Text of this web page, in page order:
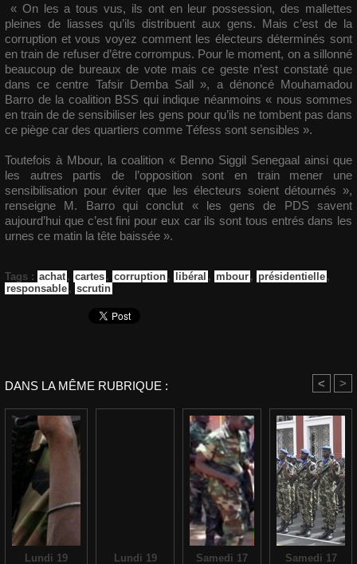
« On les a tous vus, ils ont en leur possession, des mallettes
pleines de liasses qu’ils distribuent aux gens. Mais c’est de la
corruption et vous voyez comment les électeurs déterminés sont
en train de refuser d’être corrompus. Pour le moment, on a sillonné
beaucoup de bureaux de vote mais ce geste n’est constaté que
dans ce centre Tafsir Demba Sall », a dénoncé Mouhamadou
Barro de la coalition BSS qui indique néanmoins « nous sommes
en train de de sensibiliser les gens pour qu’ils ne tombent pas dans
ce piège car des quartiers comme Téfess sont sensibles ».
Toutefois à Mbour, la coalition « Benno Siggil Senegaal ainsi que
les autres partis de l’opposition sont en train mener une
sensibilisation pour éviter que les électeurs soient détournés »,
renseigne M. Barro qui conclut « les gens de PDS savent
aujourd’hui que c’est fini pour eux car ils sont tous entrés dans les
urnes ce matin la tête baissée ».
Tags : achat , cartes , corruption , libéral , mbour , présidentielle ,
responsable , scrutin
DANS LA MÊME RUBRIQUE : < >
Lundi 19
Lundi 19
Samedi 17
Samedi 17